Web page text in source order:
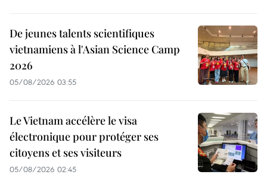
De jeunes talents scientifiques
vietnamiens à l'Asian Science Camp
2026
05/08/2026 03:55
Le Vietnam accélère le visa
électronique pour protéger ses
citoyens et ses visiteurs
05/08/2026 02:45